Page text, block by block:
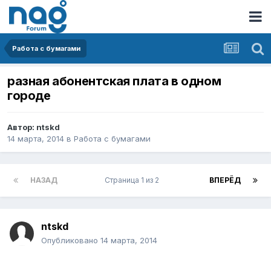
Работа с бумагами
разная абонентская плата в одном
городе
Автор: ntskd
14 марта, 2014 в Работа с бумагами
НАЗАД ВПЕРЁД
Страница 1 из 2
ntskd
Опубликовано 14 марта, 2014